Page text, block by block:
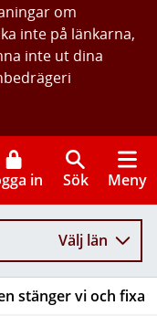
om
inte på länkarna,
inte ut dina
in Sök Meny
Välj län
stänger vi och